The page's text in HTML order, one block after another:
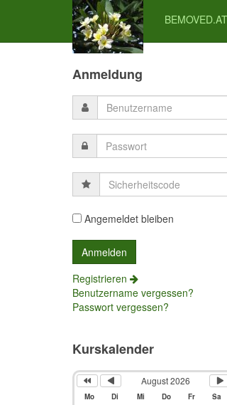
BEMOVED.AT
Anmeldung
Sicherheitscode
Angemeldet bleiben
Registrieren
Benutzername vergessen?
Passwort vergessen?
Kurskalender
PreviousPrevious
August 2026
Mo Di Mi Do Fr Sa